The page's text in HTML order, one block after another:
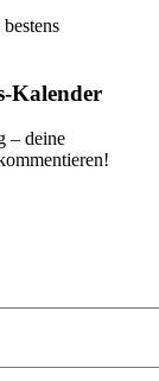
Kalender
– deine